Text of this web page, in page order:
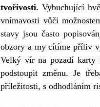
tvořivosti. Vybuchující
vnímavosti vůči
stavy jsou často
obzory a my cítíme příliv
Velký vír na pozadí karty
podstoupit změnu. Je
příležitosti, s odhodláním